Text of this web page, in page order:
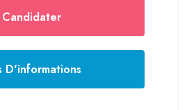
Candidater
D'informations